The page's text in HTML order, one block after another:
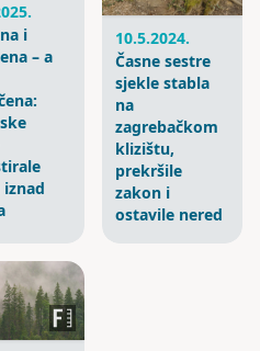
i
– a
10.5.2024.
Časne sestre
sjekle stabla
na
zagrebačkom
klizištu,
prekršile
zakon i
ostavile nered